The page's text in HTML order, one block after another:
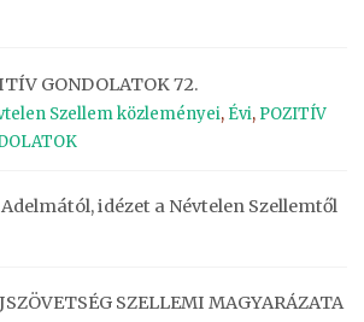
GONDOLATOK 72.
Szellem közleményei, Évi, POZITÍV
idézet a Névtelen Szellemtől
SZELLEMI MAGYARÁZATA